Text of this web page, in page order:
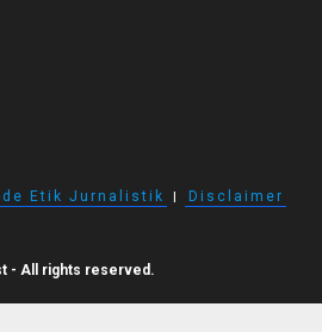
Etik Jurnalistik I Disclaimer
- All rights reserved.